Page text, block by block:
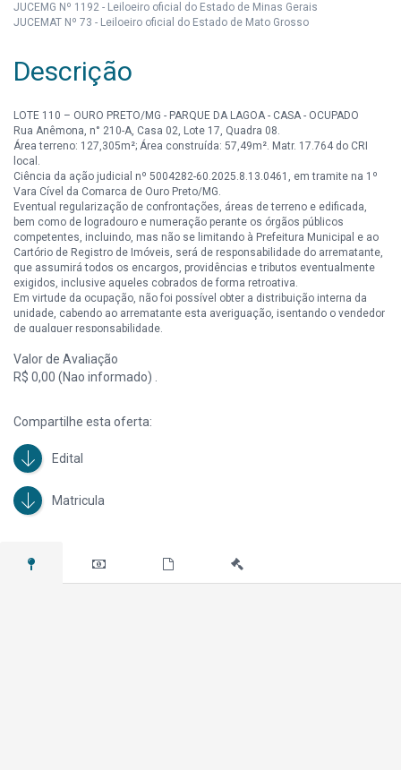
JUCEMG Nº 1192 - Leiloeiro oficial do Estado de Minas Gerais
JUCEMAT Nº 73 - Leiloeiro oficial do Estado de Mato Grosso
Descrição
LOTE 110 – OURO PRETO/MG - PARQUE DA LAGOA - CASA - OCUPADO
Rua Anêmona, n° 210-A, Casa 02, Lote 17, Quadra 08.
Área terreno: 127,305m²; Área construída: 57,49m². Matr. 17.764 do CRI
local.
Ciência da ação judicial nº 5004282-60.2025.8.13.0461, em tramite na 1º
Vara Cível da Comarca de Ouro Preto/MG.
Eventual regularização de confrontações, áreas de terreno e edificada,
bem como de logradouro e numeração perante os órgãos públicos
competentes, incluindo, mas não se limitando à Prefeitura Municipal e ao
Cartório de Registro de Imóveis, será de responsabilidade do arrematante,
que assumirá todos os encargos, providências e tributos eventualmente
exigidos, inclusive aqueles cobrados de forma retroativa.
Em virtude da ocupação, não foi possível obter a distribuição interna da
unidade, cabendo ao arrematante esta averiguação, isentando o vendedor
de qualquer responsabilidade.
A análise do imóvel e de eventuais ações não mencionadas é de
responsabilidade do interessado.
OBSERVAÇÃO: As imagens divulgadas possuem caráter meramente
Valor de Avaliação
R$ 0,00 (Nao informado) .
Compartilhe esta oferta:
Edital
Matricula